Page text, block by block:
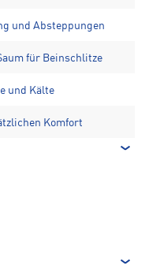
und Absteppungen
für Beinschlitze
und Kälte
Komfort